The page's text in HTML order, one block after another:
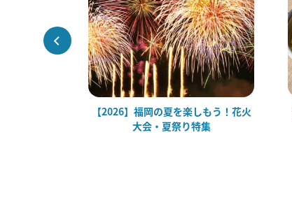
【2026】福岡の夏を楽しもう！花火
大会・夏祭り特集